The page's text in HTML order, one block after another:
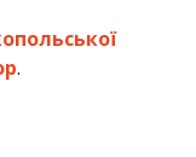
мереж.